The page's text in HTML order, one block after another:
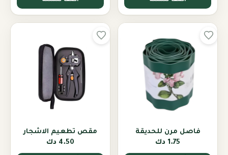
فاصل مرن للحديقة
1.75 دك
مقص تطعيم الاشجار
4.50 دك